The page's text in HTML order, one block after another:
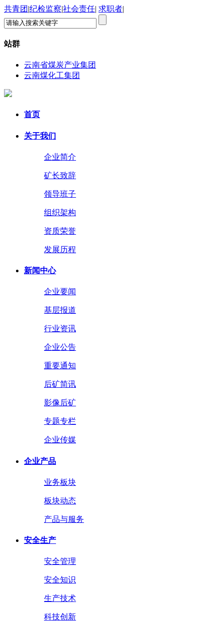
共青团 |纪检监察|社会责任| 求职者|
站群
云南省煤炭产业集团
云南煤化工集团
首页
关于我们
企业简介
矿长致辞
领导班子
组织架构
资质荣誉
发展历程
新闻中心
企业要闻
基层报道
行业资讯
企业公告
重要通知
后矿简讯
影像后矿
专题专栏
企业传媒
企业产品
业务板块
板块动态
产品与服务
安全生产
安全管理
安全知识
生产技术
科技创新